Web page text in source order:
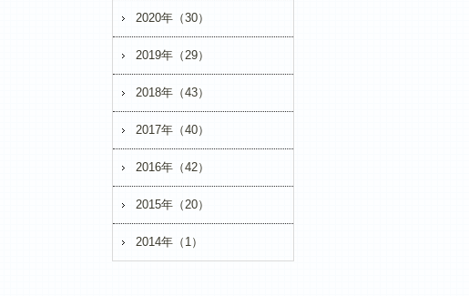
2020年（30）
2019年（29）
2018年（43）
2017年（40）
2016年（42）
2015年（20）
2014年（1）